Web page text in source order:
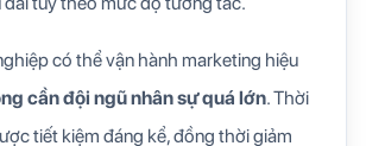
có thể vận hành marketing hiệu
cần đội ngũ nhân sự quá lớn. Thời
tiết kiệm đáng kể, đồng thời giảm